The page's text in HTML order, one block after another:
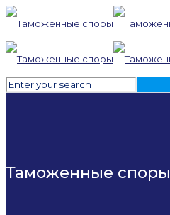
Таможенные споры